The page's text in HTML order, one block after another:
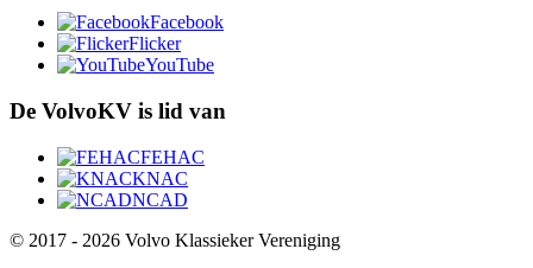
Facebook
Flicker
YouTube
De VolvoKV is lid van
FEHAC
KNAC
NCAD
© 2017 - 2026 Volvo Klassieker Vereniging